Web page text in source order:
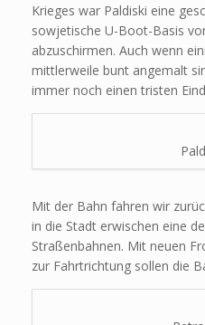
Krieges war Paldiski eine
sowjetische U-Boot-Basis
abzuschirmen. Auch wenn
mittlerweile bunt angemalt
immer noch einen tristen
Mit der Bahn fahren wir
in die Stadt erwischen eine
Straßenbahnen. Mit neuen
zur Fahrtrichtung sollen die